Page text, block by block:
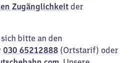
Zugänglichkeit der
bitte an den
030 65212888 (Ortstarif) oder